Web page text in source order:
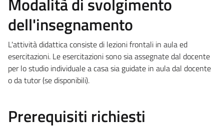
dell'insegnamento
L'attività didattica consiste di lezioni frontali in aula ed
esercitazioni. Le esercitazioni sono sia assegnate dal docente
per lo studio individuale a casa sia guidate in aula dal docente
o da tutor (se disponibili).
Prerequisiti richiesti